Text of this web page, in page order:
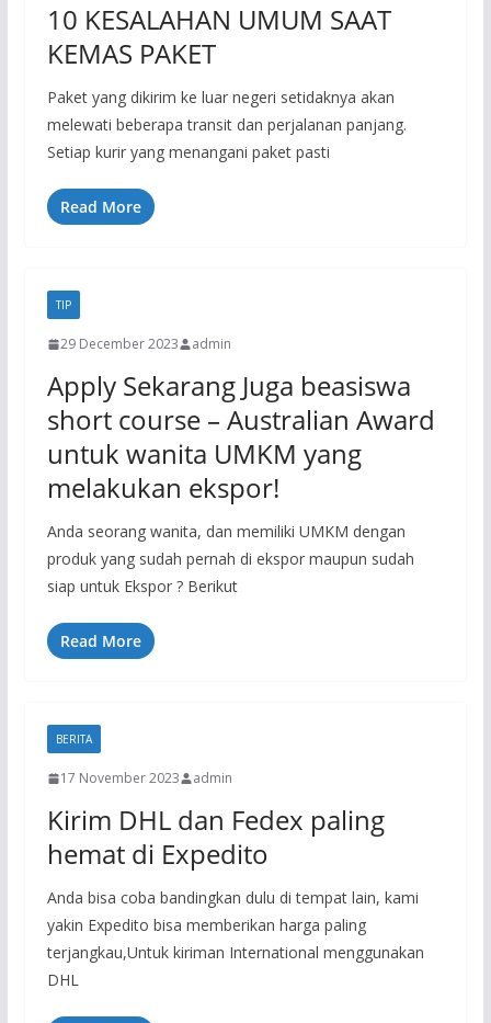
10 KESALAHAN UMUM SAAT
KEMAS PAKET
Paket yang dikirim ke luar negeri setidaknya akan
melewati beberapa transit dan perjalanan panjang.
Setiap kurir yang menangani paket pasti
Read More
TIP
29 December 2023 admin
Apply Sekarang Juga beasiswa
short course – Australian Award
untuk wanita UMKM yang
melakukan ekspor!
Anda seorang wanita, dan memiliki UMKM dengan
produk yang sudah pernah di ekspor maupun sudah
siap untuk Ekspor ? Berikut
Read More
BERITA
17 November 2023 admin
Kirim DHL dan Fedex paling
hemat di Expedito
Anda bisa coba bandingkan dulu di tempat lain, kami
yakin Expedito bisa memberikan harga paling
terjangkau,Untuk kiriman International menggunakan
DHL